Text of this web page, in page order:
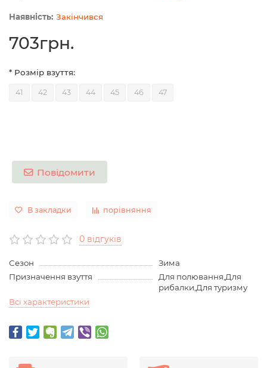
Закінчився
703грн.
* Розмір взуття:
41 42 43 44 45 46 47
Повідомити
В закладки порівняння
0 відгуків
Сезон
Зима
Призначення взуття
Для полювання,Для
рибалки,Для туризму
Всі характеристики